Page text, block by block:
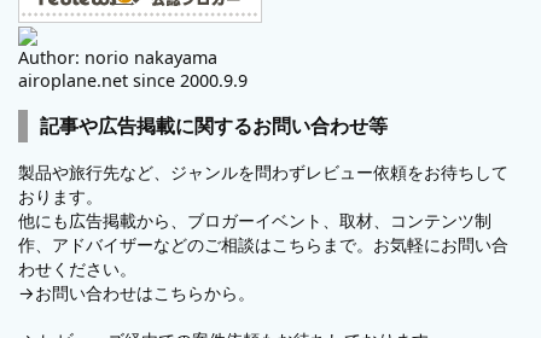
Author: norio nakayama
airoplane.net since 2000.9.9
記事や広告掲載に関するお問い合わせ等
製品や旅行先など、ジャンルを問わずレビュー依頼をお待ちして
おります。
他にも広告掲載から、ブロガーイベント、取材、コンテンツ制
作、アドバイザーなどのご相談はこちらまで。お気軽にお問い合
わせください。
→お問い合わせはこちらから。